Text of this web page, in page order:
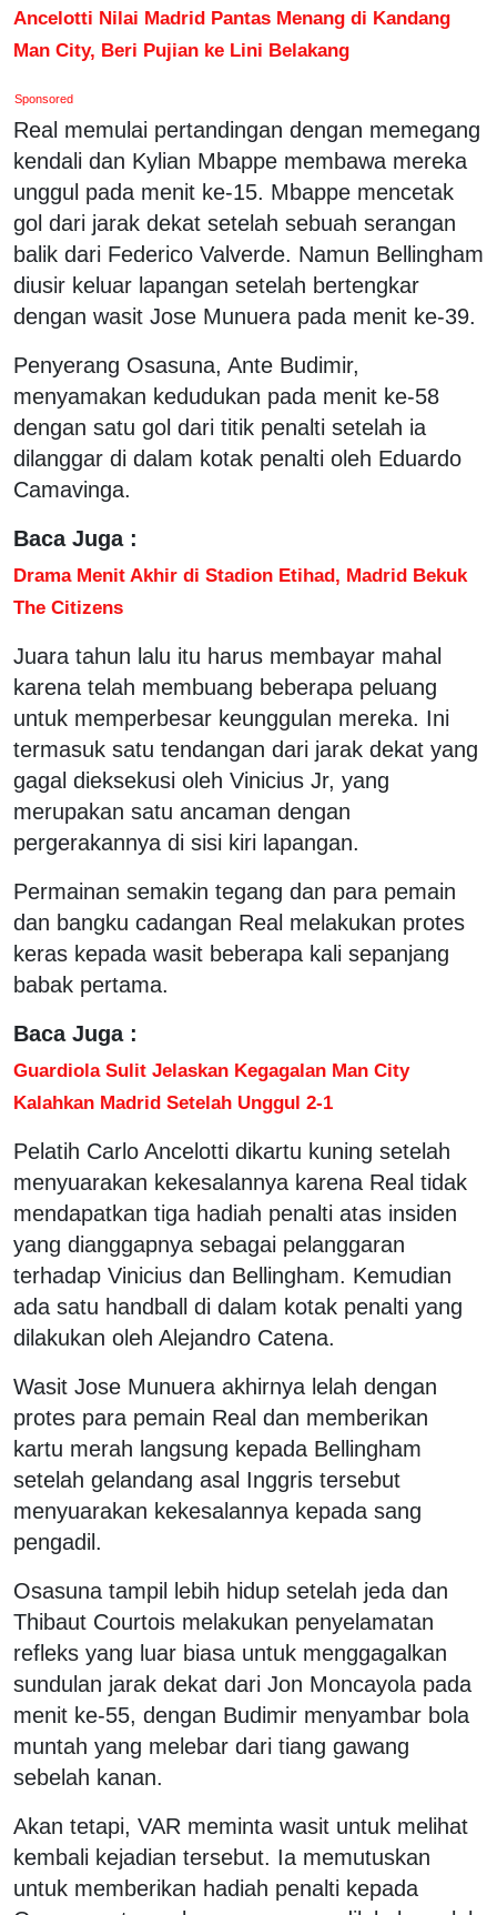
Ancelotti Nilai Madrid Pantas Menang di Kandang
Man City, Beri Pujian ke Lini Belakang
Sponsored
Real memulai pertandingan dengan memegang
kendali dan Kylian Mbappe membawa mereka
unggul pada menit ke-15. Mbappe mencetak
gol dari jarak dekat setelah sebuah serangan
balik dari Federico Valverde. Namun Bellingham
diusir keluar lapangan setelah bertengkar
dengan wasit Jose Munuera pada menit ke-39.
Penyerang Osasuna, Ante Budimir,
menyamakan kedudukan pada menit ke-58
dengan satu gol dari titik penalti setelah ia
dilanggar di dalam kotak penalti oleh Eduardo
Camavinga.
Baca Juga :
Drama Menit Akhir di Stadion Etihad, Madrid Bekuk
The Citizens
Juara tahun lalu itu harus membayar mahal
karena telah membuang beberapa peluang
untuk memperbesar keunggulan mereka. Ini
termasuk satu tendangan dari jarak dekat yang
gagal dieksekusi oleh Vinicius Jr, yang
merupakan satu ancaman dengan
pergerakannya di sisi kiri lapangan.
Permainan semakin tegang dan para pemain
dan bangku cadangan Real melakukan protes
keras kepada wasit beberapa kali sepanjang
babak pertama.
Baca Juga :
Guardiola Sulit Jelaskan Kegagalan Man City
Kalahkan Madrid Setelah Unggul 2-1
Pelatih Carlo Ancelotti dikartu kuning setelah
menyuarakan kekesalannya karena Real tidak
mendapatkan tiga hadiah penalti atas insiden
yang dianggapnya sebagai pelanggaran
terhadap Vinicius dan Bellingham. Kemudian
ada satu handball di dalam kotak penalti yang
dilakukan oleh Alejandro Catena.
Wasit Jose Munuera akhirnya lelah dengan
protes para pemain Real dan memberikan
kartu merah langsung kepada Bellingham
setelah gelandang asal Inggris tersebut
menyuarakan kekesalannya kepada sang
pengadil.
Osasuna tampil lebih hidup setelah jeda dan
Thibaut Courtois melakukan penyelamatan
refleks yang luar biasa untuk menggagalkan
sundulan jarak dekat dari Jon Moncayola pada
menit ke-55, dengan Budimir menyambar bola
muntah yang melebar dari tiang gawang
sebelah kanan.
Akan tetapi, VAR meminta wasit untuk melihat
kembali kejadian tersebut. Ia memutuskan
untuk memberikan hadiah penalti kepada